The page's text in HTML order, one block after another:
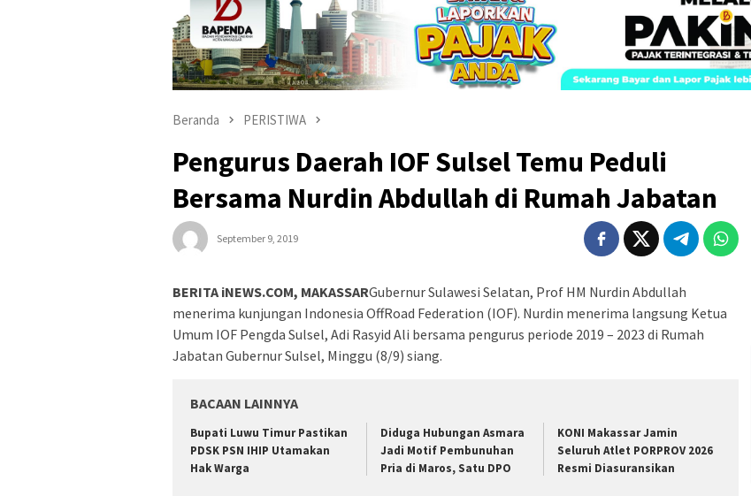
Beranda PERISTIWA
Pengurus Daerah IOF Sulsel Temu Peduli
Bersama Nurdin Abdullah di Rumah Jabatan
September 9, 2019
BERITA iNEWS.COM, MAKASSARGubernur Sulawesi Selatan, Prof HM Nurdin Abdullah
menerima kunjungan Indonesia OffRoad Federation (IOF). Nurdin menerima langsung Ketua
Umum IOF Pengda Sulsel, Adi Rasyid Ali bersama pengurus periode 2019 – 2023 di Rumah
Jabatan Gubernur Sulsel, Minggu (8/9) siang.
BACAAN LAINNYA
Bupati Luwu Timur Pastikan
PDSK PSN IHIP Utamakan
Hak Warga
Diduga Hubungan Asmara
Jadi Motif Pembunuhan
Pria di Maros, Satu DPO
KONI Makassar Jamin
Seluruh Atlet PORPROV 2026
Resmi Diasuransikan